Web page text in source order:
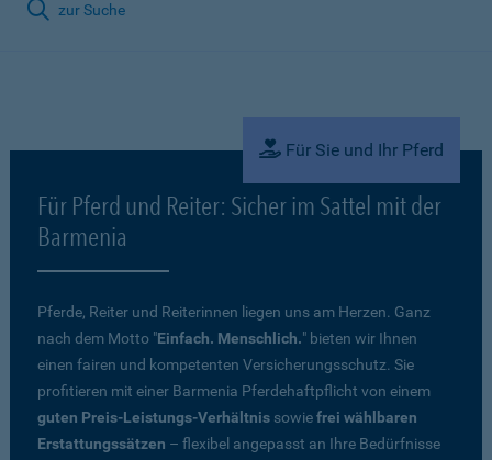
zur Suche
Für Sie und Ihr Pferd
Für Pferd und Reiter: Sicher im Sattel mit der
Barmenia
Pferde, Reiter und Reiterinnen liegen uns am Herzen. Ganz
nach dem Motto "Einfach. Menschlich." bieten wir Ihnen
einen fairen und kompetenten Versicherungsschutz. Sie
profitieren mit einer Barmenia Pferdehaftpflicht von einem
guten Preis-Leistungs-Verhältnis sowiefrei wählbaren
Erstattungssätzen – flexibel angepasst an Ihre Bedürfnisse